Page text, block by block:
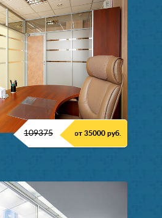
109375 от 35000 руб.